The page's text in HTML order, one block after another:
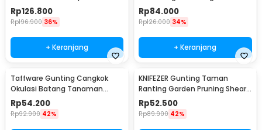
Tapener Machine - VK20
Rp126.800
Rp196.900 36%
+ Keranjang
Plug 16A 230V - KWE-TM02-EU
Rp84.000
Rp126.000 34%
+ Keranjang
Taffware Gunting Cangkok
Okulasi Batang Tanaman
Grafting Pruning Tool - 210
Rp54.200
Rp92.900 42%
KNIFEZER Gunting Taman
Ranting Garden Pruning Shear
Scissors - W238
Rp52.500
Rp89.900 42%